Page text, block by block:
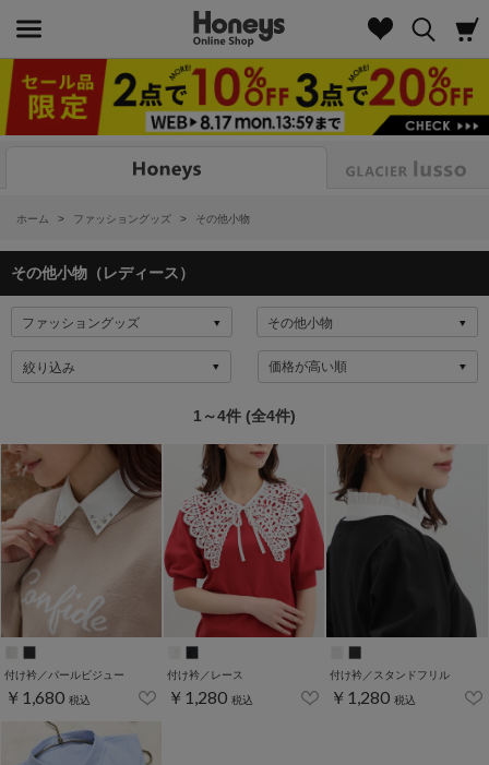
ホーム > ファッショングッズ > その他小物
その他小物（レディース）
絞り込み
1～4件 (全4件)
付け衿／パールビジュー
￥1,680 税込
付け衿／レース
￥1,280 税込
付け衿／スタンドフリル
￥1,280 税込